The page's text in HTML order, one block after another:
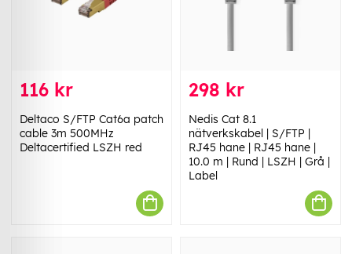
116 kr
Deltaco S/FTP Cat6a patch
cable 3m 500MHz
Deltacertified LSZH red
298 kr
Nedis Cat 8.1
nätverkskabel | S/FTP |
RJ45 hane | RJ45 hane |
10.0 m | Rund | LSZH | Grå |
Label